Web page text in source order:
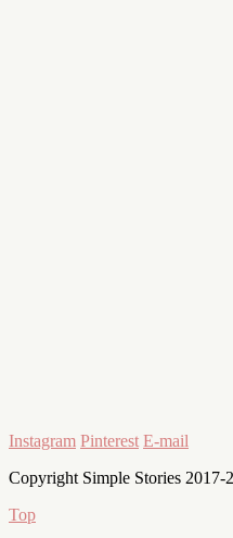
Instagram Pinterest E-mail
Copyright Simple Stories 2017-
Top